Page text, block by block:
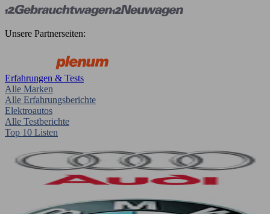
Unsere Partnerseiten:
Erfahrungen & Tests
Alle Marken
Alle Erfahrungsberichte
Elektroautos
Alle Testberichte
Top 10 Listen